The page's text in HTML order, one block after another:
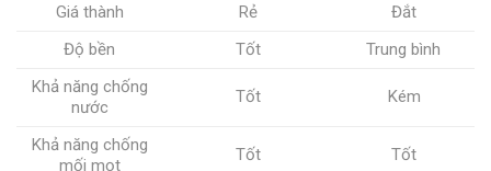
Giá thành
Rẻ
Đắt
Độ bền
Tốt
Trung bình
Khả năng chống
nước
Tốt Kém
Khả năng chống
mối mọt
Tốt Tốt